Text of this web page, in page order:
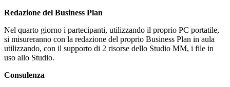
Redazione del Business Plan
Nel quarto giorno i partecipanti, utilizzando il proprio PC portatile,
si misureranno con la redazione del proprio Business Plan in aula
utilizzando, con il supporto di 2 risorse dello Studio MM, i file in
uso allo Studio.
Consulenza